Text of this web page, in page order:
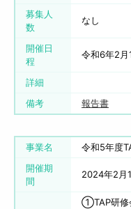
募集人
数
なし
開催日
程
令和6年2月
詳細
備考
報告書
事業名 令和5年度
開催期
間
2024年2月
①TAP研修